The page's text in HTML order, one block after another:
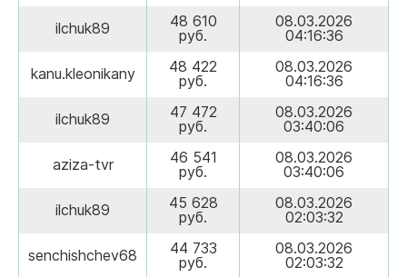
ilchuk89
48 610
руб.
08.03.2026
04:16:36
kanu.kleonikany
48 422
руб.
08.03.2026
04:16:36
ilchuk89
47 472
руб.
08.03.2026
03:40:06
aziza-tvr
46 541
руб.
08.03.2026
03:40:06
ilchuk89
45 628
руб.
08.03.2026
02:03:32
senchishchev68
44 733
руб.
08.03.2026
02:03:32